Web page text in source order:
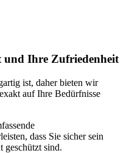
Ihre Zufriedenheit
ist, daher bieten wir
auf Ihre Bedürfnisse
dass Sie sicher sein
geschützt sind.